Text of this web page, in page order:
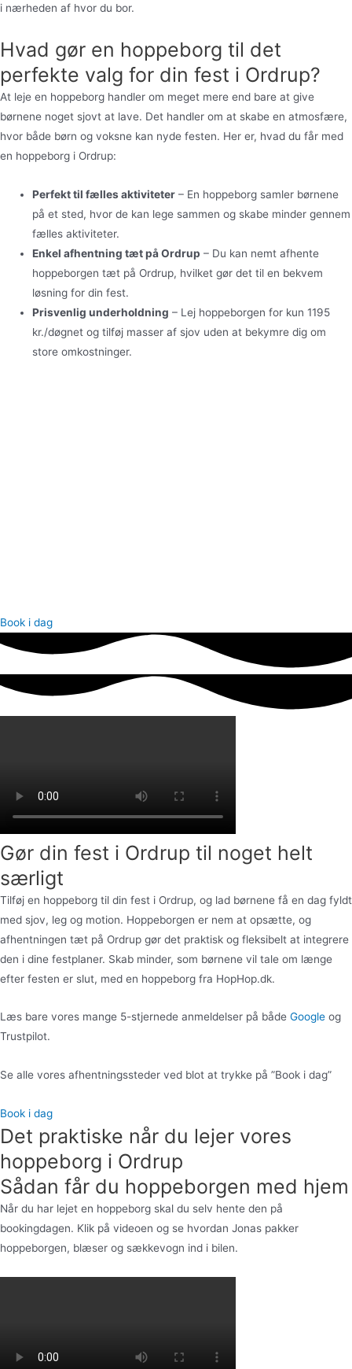
i nærheden af hvor du bor.
Hvad gør en hoppeborg til det
perfekte valg for din fest i Ordrup?
At leje en hoppeborg handler om meget mere end bare at give
børnene noget sjovt at lave. Det handler om at skabe en atmosfære,
hvor både børn og voksne kan nyde festen. Her er, hvad du får med
en hoppeborg i Ordrup:
Perfekt til fælles aktiviteter – En hoppeborg samler børnene
på et sted, hvor de kan lege sammen og skabe minder gennem
fælles aktiviteter.
Enkel afhentning tæt på Ordrup – Du kan nemt afhente
hoppeborgen tæt på Ordrup, hvilket gør det til en bekvem
løsning for din fest.
Prisvenlig underholdning – Lej hoppeborgen for kun 1195
kr./døgnet og tilføj masser af sjov uden at bekymre dig om
store omkostninger.
Book i dag
Gør din fest i Ordrup til noget helt
særligt
Tilføj en hoppeborg til din fest i Ordrup, og lad børnene få en dag fyldt
med sjov, leg og motion. Hoppeborgen er nem at opsætte, og
afhentningen tæt på Ordrup gør det praktisk og fleksibelt at integrere
den i dine festplaner. Skab minder, som børnene vil tale om længe
efter festen er slut, med en hoppeborg fra HopHop.dk.
Læs bare vores mange 5-stjernede anmeldelser på både Google og
Trustpilot.
Se alle vores afhentningssteder ved blot at trykke på ”Book i dag”
Book i dag
Det praktiske når du lejer vores
hoppeborg i Ordrup
Sådan får du hoppeborgen med hjem
Når du har lejet en hoppeborg skal du selv hente den på
bookingdagen. Klik på videoen og se hvordan Jonas pakker
hoppeborgen, blæser og sækkevogn ind i bilen.